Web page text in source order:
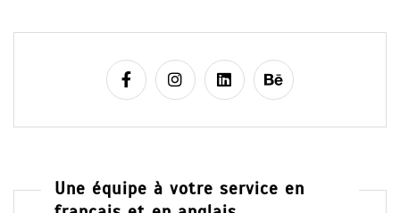
Une équipe à votre service en